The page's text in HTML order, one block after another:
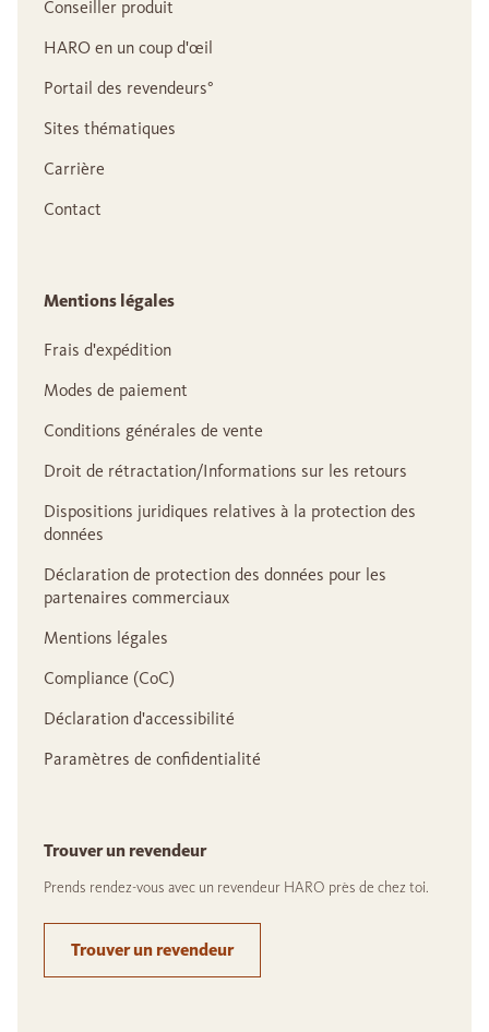
Conseiller produit
HARO en un coup d'œil
Portail des revendeurs°
Sites thématiques
Carrière
Contact
Mentions légales
Frais d'expédition
Modes de paiement
Conditions générales de vente
Droit de rétractation/Informations sur les retours
Dispositions juridiques relatives à la protection des
données
Déclaration de protection des données pour les
partenaires commerciaux
Mentions légales
Compliance (CoC)
Déclaration d'accessibilité
Paramètres de confidentialité
Trouver un revendeur
Prends rendez-vous avec un revendeur HARO près de chez toi.
Trouver un revendeur